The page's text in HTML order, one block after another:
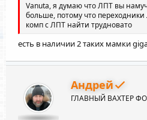
Vanuta, я думаю что ЛПТ вы
больше, потому что
комп с ЛПТ найти трудновато
есть в наличии 2 таких мамки
Андрей
ГЛАВНЫЙ ВАХТЕР